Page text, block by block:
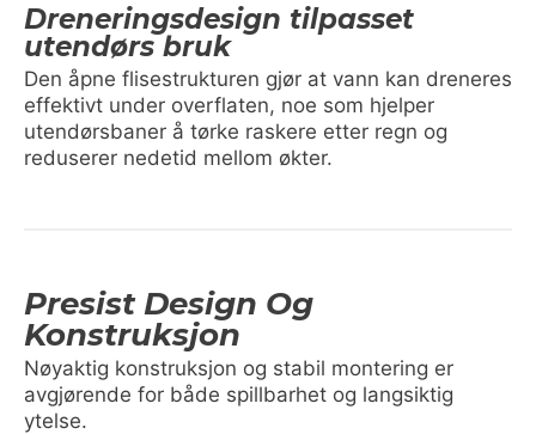
Dreneringsdesign tilpasset
utendørs bruk
Den åpne flisestrukturen gjør at vann kan dreneres
effektivt under overflaten, noe som hjelper
utendørsbaner å tørke raskere etter regn og
reduserer nedetid mellom økter.
Presist Design Og
Konstruksjon
Nøyaktig konstruksjon og stabil montering er
avgjørende for både spillbarhet og langsiktig
ytelse.